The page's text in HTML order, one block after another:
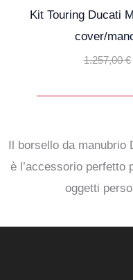
Kit Touring Ducati
cover/
1.257,00€
Il borsello da
è l’accessorio perfetto
oggetti